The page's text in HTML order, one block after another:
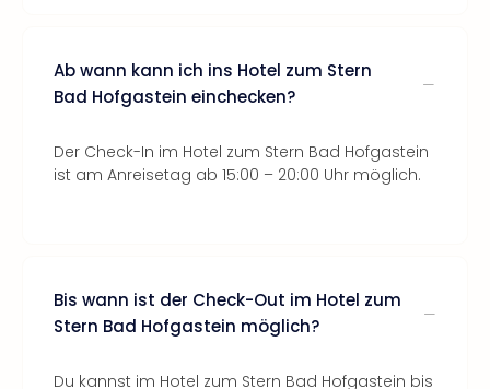
Ab wann kann ich ins Hotel zum Stern
Bad Hofgastein einchecken?
Der Check-In im Hotel zum Stern Bad Hofgastein
ist am Anreisetag ab 15:00 – 20:00 Uhr möglich.
Bis wann ist der Check-Out im Hotel zum
Stern Bad Hofgastein möglich?
Du kannst im Hotel zum Stern Bad Hofgastein bis